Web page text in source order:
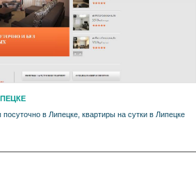
в Липецке, квартиры на сутки в Липецке